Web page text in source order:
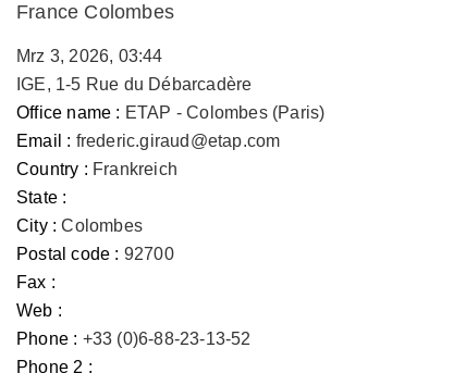
France Colombes
Mrz 3, 2026, 03:44
IGE, 1-5 Rue du Débarcadère
Office name : ETAP - Colombes (Paris)
Email : frederic.giraud@etap.com
Country : Frankreich
State :
City : Colombes
Postal code : 92700
Fax :
Web :
Phone : +33 (0)6-88-23-13-52
Phone 2 :